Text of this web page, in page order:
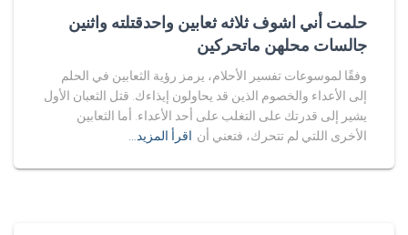
حلمت أني اشوف ثلاثه ثعابين واحدقتلته واثنين
جالسات محلهن ماتحركين
وفقًا لموسوعات تفسير الأحلام، يرمز رؤية الثعابين في الحلم
إلى الأعداء والخصوم الذين قد يحاولون إيذاءك. قتل الثعبان الأول
يشير إلى قدرتك على التغلب على أحد الأعداء. أما الثعابين
الأخرى اللتي لم تتحرك، فتعني أن اقرأ المزيد…